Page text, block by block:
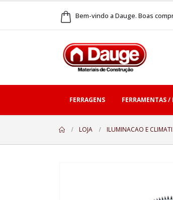
Bem-vindo a Dauge. Boas
FERRAGENS FERRAMENTAS
LOJA ILUMINACAO E